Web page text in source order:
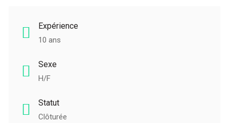
Expérience
10 ans
Sexe
H/F
Statut
Clôturée